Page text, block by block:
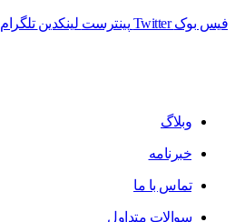
فیس بوک Twitter پینترست لینکدین تلگرام
وبلاگ
خبرنامه
تماس با ما
سوالات متداول